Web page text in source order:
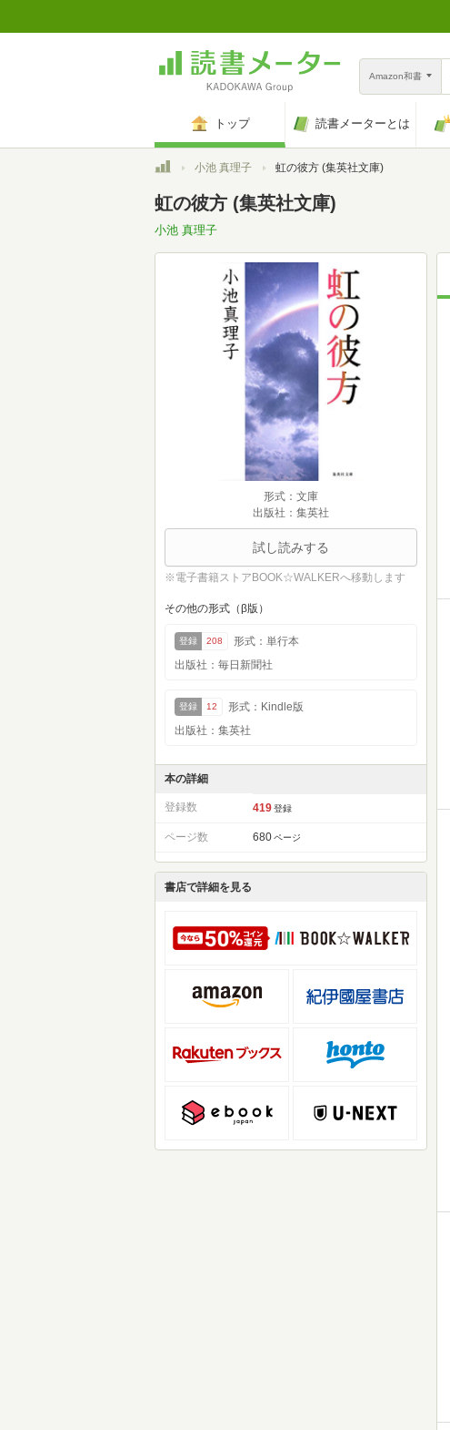
Amazon和書
トップ 読書メーターとは
トップ小池 真理子 虹の彼方 (集英社文庫)
虹の彼方 (集英社文庫)
小池 真理子
形式：文庫
出版社：集英社
試し読みする
※電子書籍ストアBOOK☆WALKERへ移動します
その他の形式（β版）
登録 208
形式：単行本
出版社：毎日新聞社
登録 12
形式：Kindle版
出版社：集英社
本の詳細
登録数 419 登録
ページ数 680 ページ
書店で詳細を見る